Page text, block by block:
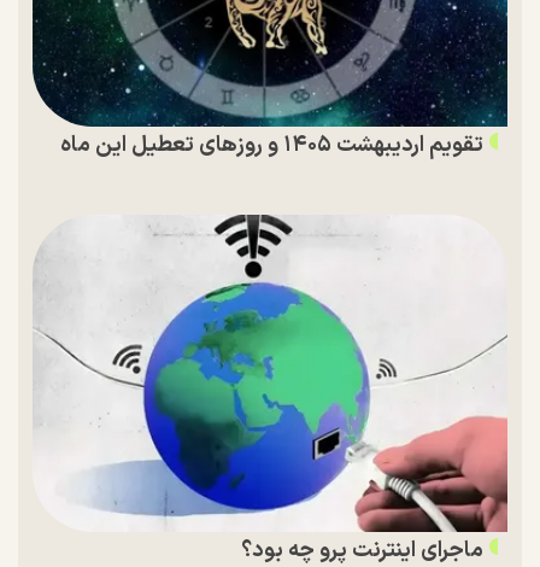
تقویم اردیبهشت ۱۴۰۵ و روز‌های تعطیل این ماه
ماجرای اینترنت پرو چه بود؟